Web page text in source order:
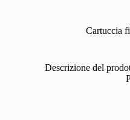
Cartuccia
Descrizione del